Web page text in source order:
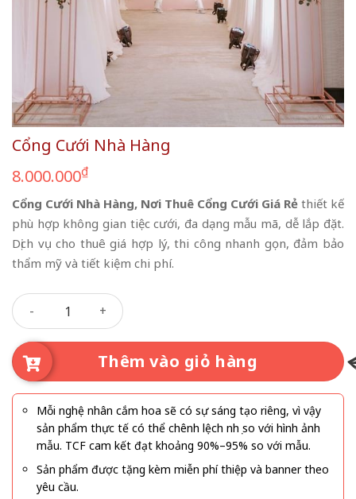
Cổng Cưới Nhà Hàng
8.000.000₫
Cổng Cưới Nhà Hàng, Nơi Thuê Cổng Cưới Giá Rẻ thiết kế
phù hợp không gian tiệc cưới, đa dạng mẫu mã, dễ lắp đặt.
Dịch vụ cho thuê giá hợp lý, thi công nhanh gọn, đảm bảo
thẩm mỹ và tiết kiệm chi phí.
Cổng Cưới Nhà Hàng số lượng
Thêm vào giỏ hàng
Mỗi nghệ nhân cắm hoa sẽ có sự sáng tạo riêng, vì vậy
sản phẩm thực tế có thể chênh lệch nhẹ so với hình ảnh
mẫu. TCF cam kết đạt khoảng 90%–95% so với mẫu.
Sản phẩm được tặng kèm miễn phí thiệp và banner theo
yêu cầu.